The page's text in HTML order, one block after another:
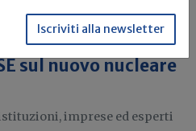
Torino ospita il
sul nuovo nucleare
imprese ed esperti
Iscriviti alla newsletter